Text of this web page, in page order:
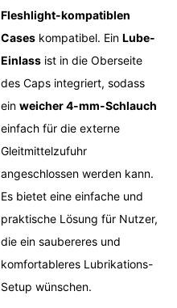
Fleshlight-kompatiblen
Caseskompatibel. Ein Lube-
Einlassist in die Oberseite
des Caps integriert, sodass
ein weicher 4-mm-Schlauch
einfach für die externe
Gleitmittelzufuhr
angeschlossen werden kann.
Es bietet eine einfache und
praktische Lösung für Nutzer,
die ein saubereres und
komfortableres Lubrikations-
Setup wünschen.